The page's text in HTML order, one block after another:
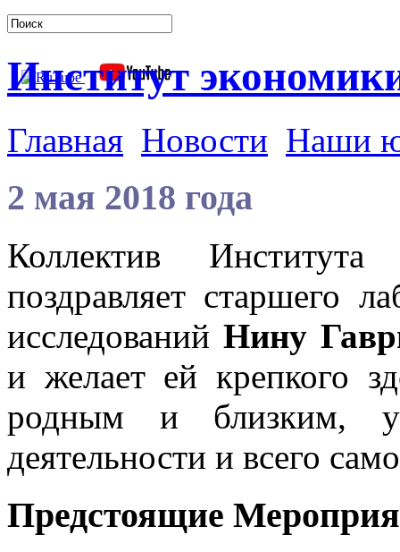
Институт
Главная Новости Наши
2 мая 2018 года
Коллектив
поздравляет старшего
исследованийНину
и желает ей крепкого
родным и близким,
деятельности и всего
Предстоящие